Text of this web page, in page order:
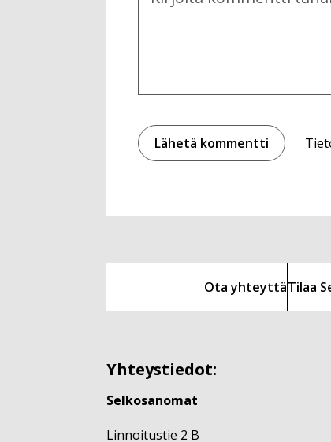
Ota yhteyttäTilaa
Yhteystiedot:
Selkosanomat
Linnoitustie 2 B